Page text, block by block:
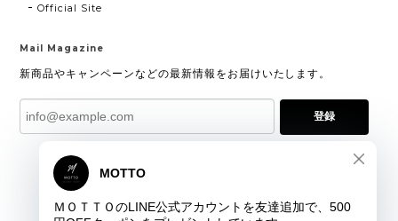
Official Site
Mail Magazine
新商品やキャンペーンなどの最新情報をお届けいたします。
登録